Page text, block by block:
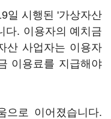
일 시행된 '가상자산
다. 이용자의 예치금
산 사업자는 이용자
이용료를 지급해야
으로 이어졌습니다.